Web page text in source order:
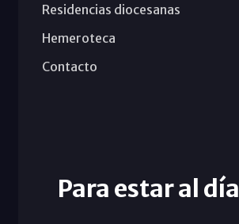
Residencias diocesanas
Hemeroteca
Contacto
Para estar al día